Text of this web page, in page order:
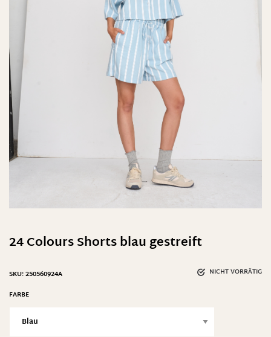
24 Colours Shorts blau gestreift
NICHT VORRÄTIG
SKU:250560924A
FARBE